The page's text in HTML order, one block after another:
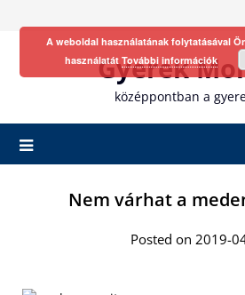
Gyerek
középpontban a
Nem várhat a
Posted on 2019-
A weboldal használatának folytatásával
használatát További információk